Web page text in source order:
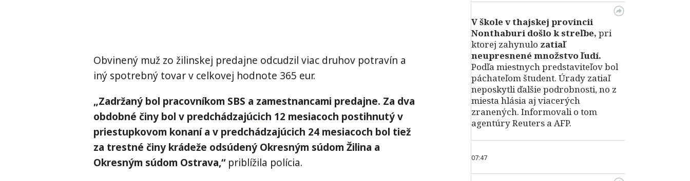
Obvinený muž zo žilinskej predajne odcudzil viac druhov potravín a
iný spotrebný tovar v celkovej hodnote 365 eur.
„Zadržaný bol pracovníkom SBS a zamestnancami predajne. Za dva
obdobné činy bol v predchádzajúcich 12 mesiacoch postihnutý v
priestupkovom konaní a v predchádzajúcich 24 mesiacoch bol tiež
za trestné činy krádeže odsúdený Okresným súdom Žilina a
Okresným súdom Ostrava,“priblížila polícia.
V škole v thajskej provincii
Nonthaburi došlo k streľbe, pri
ktorej zahynulo zatiaľ
neupresnené množstvo ľudí.
Podľa miestnych predstaviteľov bol
páchateľom študent. Úrady zatiaľ
neposkytli ďalšie podrobnosti, no z
miesta hlásia aj viacerých
zranených. Informovali o tom
agentúry Reuters a AFP.
07:47